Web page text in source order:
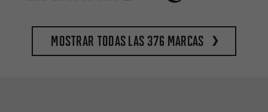
Mostrar todas las 376 marcas